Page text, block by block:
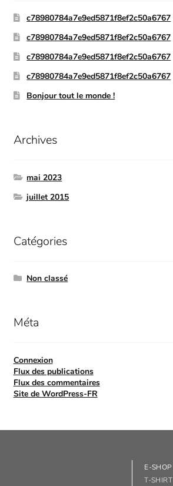
c78980784a7e9ed5871f8ef2c50a6767
c78980784a7e9ed5871f8ef2c50a6767
c78980784a7e9ed5871f8ef2c50a6767
c78980784a7e9ed5871f8ef2c50a6767
Bonjour tout le monde !
Archives
mai 2023
juillet 2015
Catégories
Non classé
Méta
Connexion
Flux des publications
Flux des commentaires
Site de WordPress-FR
E-SHOP
T-SHIRT